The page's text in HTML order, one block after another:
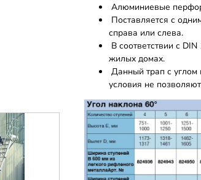
Алюминиевые
Поставляется с
справа или слева.
В соответствии с
жилых домах.
Данный трап с углом
условия не